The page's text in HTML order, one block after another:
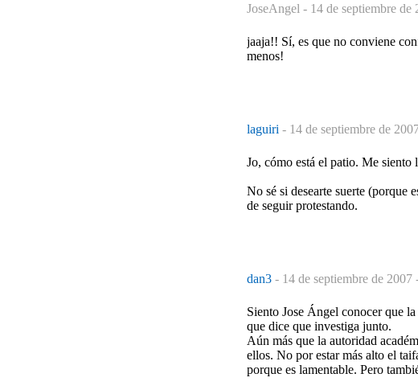
JoseAngel - 14 de septiembre de
jaaja!! Sí, es que no conviene
menos!
laguiri - 14 de septiembre de
Jo, cómo está el patio. Me siento
No sé si desearte suerte (porque
de seguir protestando.
dan3 - 14 de septiembre de 2007
Siento Jose Ángel conocer que
que dice que investiga junto.
Aún más que la autoridad
ellos. No por estar más alto el
porque es lamentable. Pero